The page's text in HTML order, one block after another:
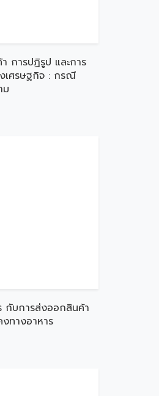
การปฏิรูป และการ
งเศรษฐกิจ : กรณี
ม
กับการส่งออกสินค้า
ทางอาหาร